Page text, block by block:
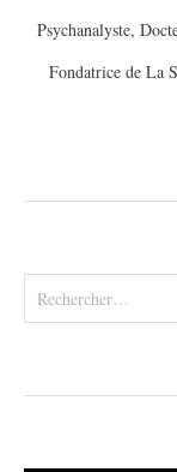
Psychanalyste,
Fondatrice de La